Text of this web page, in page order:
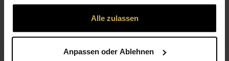
gesammelt haben.
Alle zulassen
Anpassen oder Ablehnen
Composition for the wedding
Premium
Flamenco bouquet